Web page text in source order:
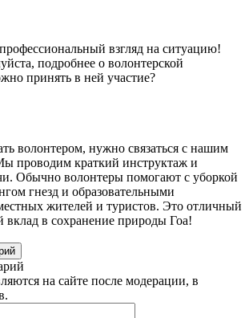
взгляд на ситуацию!
подробнее о волонтерской
принять в ней участие?
волонтером, нужно связаться с нашим
проводим краткий инструктаж и
Обычно волонтеры помогают с уборкой
гнезд и образовательными
жителей и туристов. Это отличный
вклад в сохранение природы Гоа!
на сайте после модерации, в